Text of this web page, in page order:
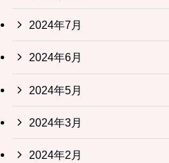
2024年7月
2024年6月
2024年5月
2024年3月
2024年2月